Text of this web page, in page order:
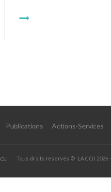
Publications Actions-Services
Tous droits réservés © LA COJ 2026 -